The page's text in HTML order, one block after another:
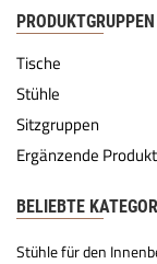
PRODUKTGRUPPEN
Tische
Stühle
Sitzgruppen
Ergänzende
BELIEBTE
Stühle für den